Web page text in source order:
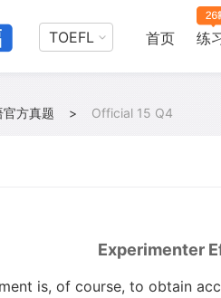
TOEFL 首页 练
官方真题 > Official 15 Q4
Experimenter
is, of course, to obtain